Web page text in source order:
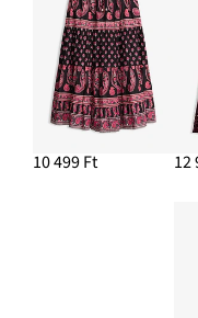
10 499 Ft 12